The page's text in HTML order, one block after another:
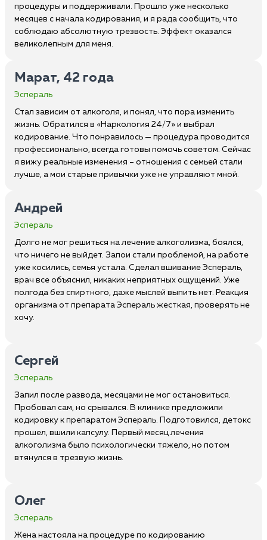
процедуры и поддерживали. Прошло уже несколько
месяцев с начала кодирования, и я рада сообщить, что
соблюдаю абсолютную трезвость. Эффект оказался
великолепным для меня.
Марат, 42 года
Эспераль
Стал зависим от алкоголя, и понял, что пора изменить
жизнь. Обратился в «Наркология 24/7» и выбрал
кодирование. Что понравилось — процедура проводится
профессионально, всегда готовы помочь советом. Сейчас
я вижу реальные изменения – отношения с семьей стали
лучше, а мои старые привычки уже не управляют мной.
Андрей
Эспераль
Долго не мог решиться на лечение алкоголизма, боялся,
что ничего не выйдет. Запои стали проблемой, на работе
уже косились, семья устала. Сделал вшивание Эспераль,
врач все объяснил, никаких неприятных ощущений. Уже
полгода без спиртного, даже мыслей выпить нет. Реакция
организма от препарата Эспераль жесткая, проверять не
хочу.
Сергей
Эспераль
Запил после развода, месяцами не мог остановиться.
Пробовал сам, но срывался. В клинике предложили
кодировку к препаратом Эспераль. Подготовился, детокс
прошел, вшили капсулу. Первый месяц лечения
алкоголизма было психологически тяжело, но потом
втянулся в трезвую жизнь.
Олег
Эспераль
Жена настояла на процедуре по кодированию